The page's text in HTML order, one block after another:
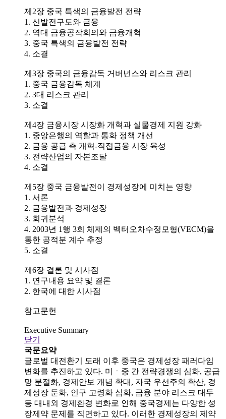
제2장 중국 특색의 금융발전 전략
1. 신발전구도와 금융
2. 역대 금융공작회의와 금융개혁
3. 중국 특색의 금융발전 전략
4. 소결
제3장 중국의 금융감독 거버넌스와 리스크 관리
1. 중국 금융감독 체계
2. 3대 리스크 관리
3. 소결
제4장 금융시장 시장화 개혁과 실물경제 지원 강화
1. 중앙은행의 역할과 통화 정책 개선
2. 금융 공급 측 개혁-직접금융 시장 육성
3. 전략산업의 자본조달
4. 소결
제5장 중국 금융발전이 경제성장에 미치는 영향
1. 서론
2. 금융발전과 경제성장
3. 회귀분석
4. 2003년 1행 3회 체제의 벡터오차수정모형(VECM)을
통한 공적분 계수 추정
5. 소결
제6장 결론 및 시사점
1. 연구내용 요약 및 결론
2. 한국에 대한 시사점
참고문헌
Executive Summary
닫기
국문요약
글로벌 대전환기 도래 이후 중국은 경제성장 패러다임
변화를 추진하고 있다. 미ㆍ중 간 전략경쟁의 심화, 공급
망 분절화, 경제안보 개념 확대, 자국 우선주의 확산, 경
제성장 둔화, 인구 고령화 심화, 금융 분야 리스크 대두
등 대내외 경제환경 변화로 인해 중국경제는 다양한 성
장제약 문제를 직면하고 있다. 이러한 경제성장의 제약